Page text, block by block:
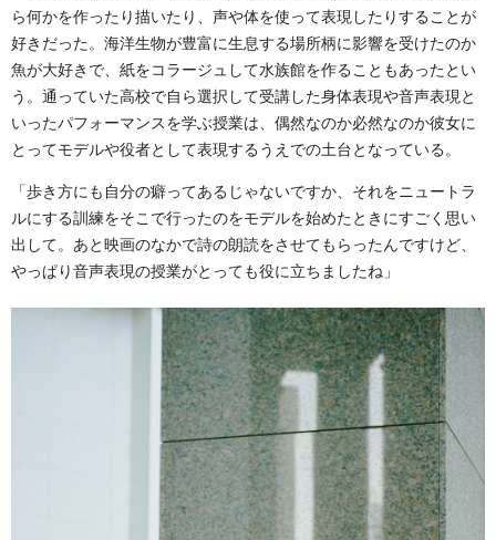
ら何かを作ったり描いたり、声や体を使って表現したりすることが
好きだった。海洋生物が豊富に生息する場所柄に影響を受けたのか
魚が大好きで、紙をコラージュして水族館を作ることもあったとい
う。通っていた高校で自ら選択して受講した身体表現や音声表現と
いったパフォーマンスを学ぶ授業は、偶然なのか必然なのか彼女に
とってモデルや役者として表現するうえでの土台となっている。
「歩き方にも自分の癖ってあるじゃないですか、それをニュートラ
ルにする訓練をそこで行ったのをモデルを始めたときにすごく思い
出して。あと映画のなかで詩の朗読をさせてもらったんですけど、
やっぱり音声表現の授業がとっても役に立ちましたね」